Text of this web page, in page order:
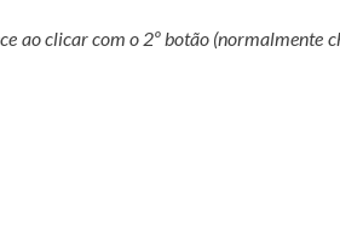
ao clicar com o 2º botão (normalmente